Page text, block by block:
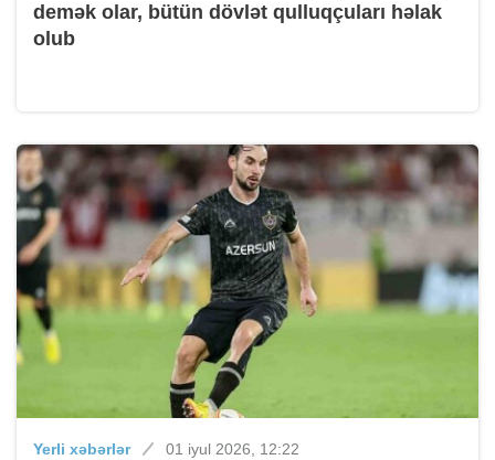
demək olar, bütün dövlət qulluqçuları həlak
olub
Yerli xəbərlər 01 iyul 2026, 12:22